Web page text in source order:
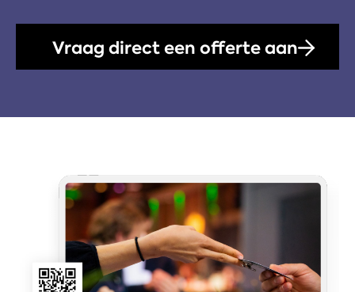
Vraag direct een offerte aan